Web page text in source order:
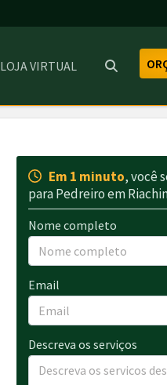
LOJA VIRTUAL
Em 1 minuto, você
para Pedreiro em
Nome completo
Email
Descreva os serviços